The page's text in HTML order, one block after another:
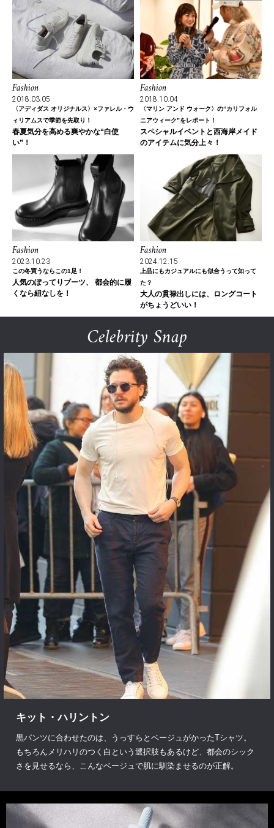
Fashion
2018.03.05
〈アディダス オリジナルス〉×ファレル・ウ
ィリアムスで季節を先取り！
春夏気分を高める爽やかな“白使
い”！
Fashion
2018.10.04
〈マリン アンド ウォーク〉の“カリフォル
ニアウィーク”をレポート！
スペシャルイベントと西海岸メイド
のアイテムに気分上々！
Fashion
2023.10.23
この冬買うならこの1足！
人気のぽってりブーツ、 都会的に履
くなら紐なしを！
Fashion
2024.12.15
上品にもカジュアルにも似合うって知って
た？
大人の貫禄出しには、ロングコート
がちょうどいい！
Celebrity Snap
キット・ハリントン
黒パンツに合わせたのは、うっすらとベージュがかったTシャツ。
もちろんメリハリのつく白という選択肢もあるけど、都会のシック
さを見せるなら、こんなベージュで肌に馴染ませるのが正解。